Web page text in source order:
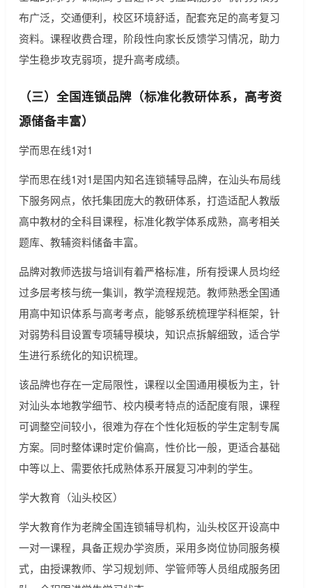
布广泛，交通便利，校区环境舒适，配套充足的高考复习
资料。课程收费合理，阶段性向家长反馈学习情况，助力
学生稳步攻克弱项，提升高考成绩。
（三）全国连锁品牌（标准化教研体系，高考资
源储备丰富）
学而思在线1对1
学而思在线1对1是国内知名连锁辅导品牌，在汕头布局线
下服务网点，依托集团庞大的教研体系，打造适配人教版
高中教材的全科目课程，标准化教学体系成熟，高考相关
题库、教辅资料储备丰富。
品牌对教师选拔与培训有着严格标准，所有授课人员均经
过多层考核与统一集训，教学流程规范。教师熟悉全国通
用高中知识体系与高考考点，能够系统梳理学科框架，针
对弱势科目设置专项辅导模块，知识点拆解细致，适合学
生进行系统化的知识梳理。
该品牌也存在一定局限性，课程以全国通用模板为主，针
对汕头本地教学细节、校内模考特点的适配度有限，课程
可调整空间较小，很难为存在个性化短板的学生定制专属
方案。同时整体课时定价偏高，性价比一般，更适合基础
中等以上、需要依托成熟体系开展复习冲刺的学生。
学大教育（汕头校区）
学大教育作为老牌全国连锁辅导机构，汕头校区开设高中
一对一课程，具备正规办学资质，采用多岗位协同服务模
式，由授课教师、学习规划师、学管师等人员组成服务团